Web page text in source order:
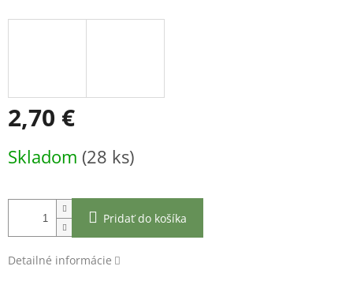
2,70 €
cena:
Skladom (28 ks)
Pridať do košíka
Detailné informácie